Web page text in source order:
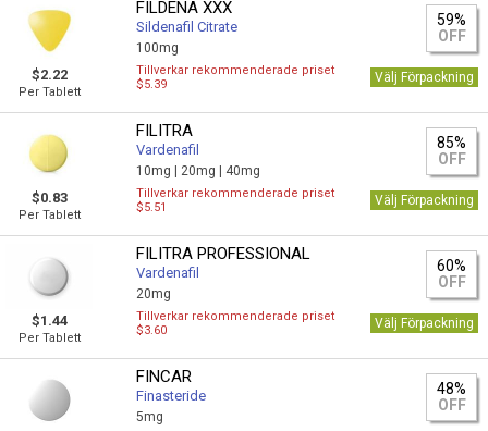
$2.22
Per Tablett
FILDENA XXX
Sildenafil Citrate
100mg
59%
OFF
Tillverkar rekommenderade priset
$5.39
Välj Förpackning
$0.83
Per Tablett
FILITRA
Vardenafil
10mg | 20mg | 40mg
85%
OFF
Tillverkar rekommenderade priset
$5.51
Välj Förpackning
$1.44
Per Tablett
FILITRA PROFESSIONAL
Vardenafil
20mg
60%
OFF
Tillverkar rekommenderade priset
$3.60
Välj Förpackning
FINCAR
Finasteride
5mg
48%
OFF